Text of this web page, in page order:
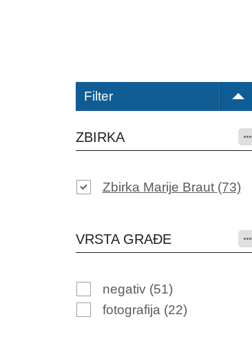
Filter
ZBIRKA
Zbirka Marije Braut (73)
VRSTA GRAĐE
negativ (51)
fotografija (22)